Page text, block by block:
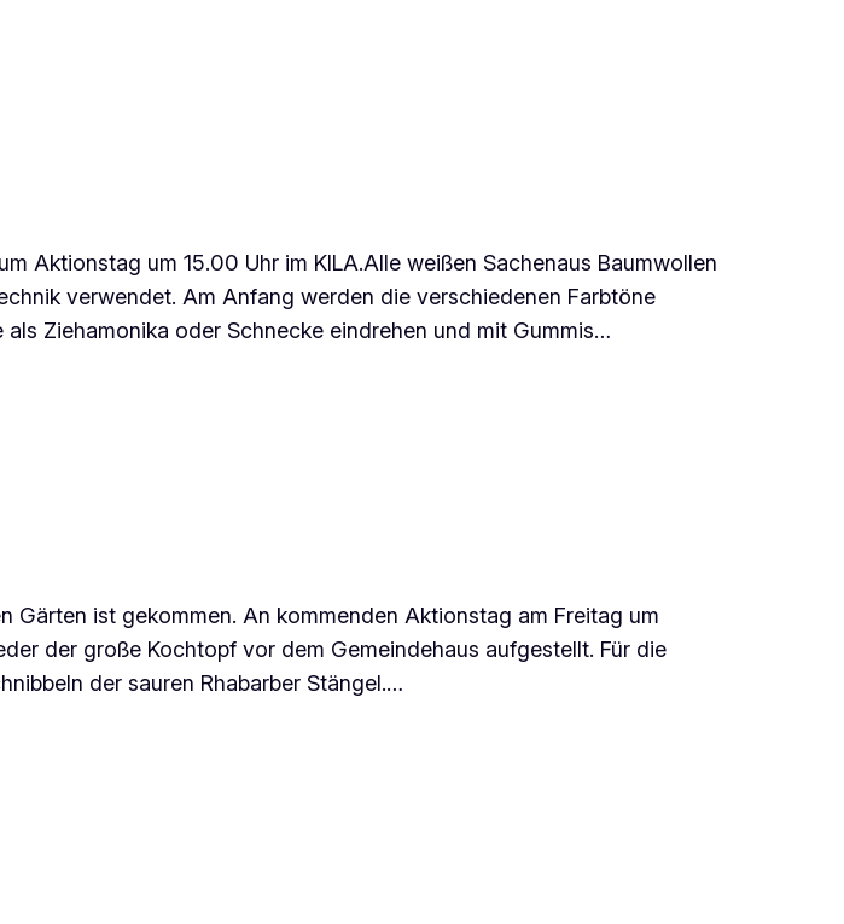
Aktionstag um 15.00 Uhr im KILA.Alle weißen Sachenaus Baumwollen
verwendet. Am Anfang werden die verschiedenen Farbtöne
Ziehamonika oder Schnecke eindrehen und mit Gummis…
Gärten ist gekommen. An kommenden Aktionstag am Freitag um
der große Kochtopf vor dem Gemeindehaus aufgestellt. Für die
der sauren Rhabarber Stängel.…